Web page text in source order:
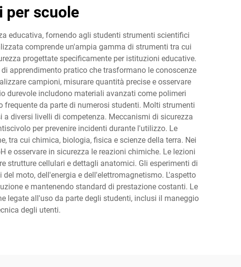
per scuole
educativa, fornendo agli studenti strumenti scientifici
comprende un'ampia gamma di strumenti tra cui
progettate specificamente per istituzioni educative.
apprendimento pratico che trasformano le conoscenze
campioni, misurare quantità precise e osservare
durevole includono materiali avanzati come polimeri
da parte di numerosi studenti. Molti strumenti
diversi livelli di competenza. Meccanismi di sicurezza
per prevenire incidenti durante l'utilizzo. Le
tra cui chimica, biologia, fisica e scienze della terra. Nei
osservare in sicurezza le reazioni chimiche. Le lezioni
strutture cellulari e dettagli anatomici. Gli esperimenti di
moto, dell'energia e dell'elettromagnetismo. L'aspetto
e mantenendo standard di prestazione costanti. Le
legate all'uso da parte degli studenti, inclusi il maneggio
degli utenti.